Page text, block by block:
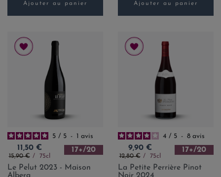
Ajouter au panier Ajouter au panier
5 / 5 - 1 avis
Prix
11,50 €
Prix de base
15,90 € 75cl
17+/20
Le Pelut 2023 - Maison
4 / 5 - 8 avis
Prix
9,90 €
Prix de base
12,80 € 75cl
17+/20
La Petite Perrière Pinot